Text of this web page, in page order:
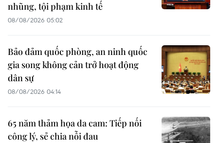
nhũng, tội phạm kinh tế
08/08/2026 05:02
Bảo đảm quốc phòng, an ninh quốc
gia song không cản trở hoạt động
dân sự
08/08/2026 04:14
65 năm thảm họa da cam: Tiếp nối
công lý, sẻ chia nỗi đau